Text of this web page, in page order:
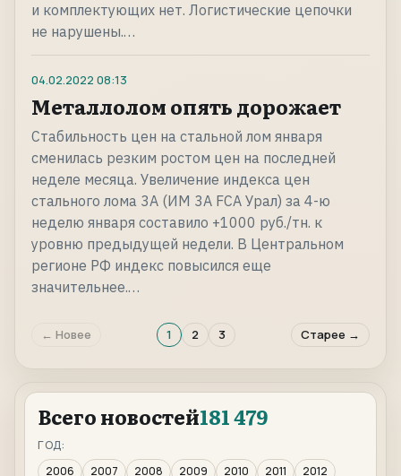
и комплектующих нет. Логистические цепочки
не нарушены.…
04.02.2022 08:13
Металлолом опять дорожает
Стабильность цен на стальной лом января
сменилась резким ростом цен на последней
неделе месяца. Увеличение индекса цен
стального лома 3А (ИМ 3А FCA Урал) за 4-ю
неделю января составило +1000 руб./тн. к
уровню предыдущей недели. В Центральном
регионе РФ индекс повысился еще
значительнее.…
← Новее 1 2 3 Старее →
Всего новостей181 479
ГОД:
2006
2007 2008 2009 2010 2011
2012